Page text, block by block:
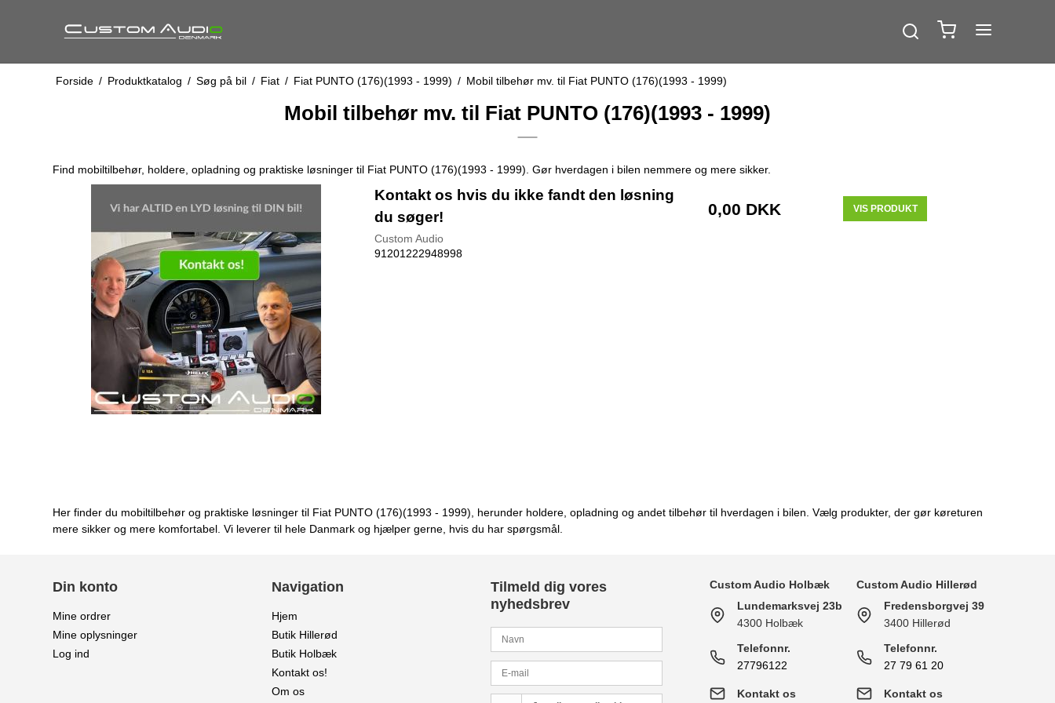
Forside / Produktkatalog / Søg på bil / Fiat / Fiat PUNTO (176)(1993 - 1999) / Mobil tilbehør mv. til Fiat PUNTO (176)(1993 - 1999)
Mobil tilbehør mv. til Fiat PUNTO (176)(1993 - 1999)
Find mobiltilbehør, holdere, opladning og praktiske løsninger til Fiat PUNTO (176)(1993 - 1999). Gør hverdagen i bilen nemmere og mere sikker.
Kontakt os hvis du ikke fandt den løsning
du søger!
Custom Audio
91201222948998
0,00 DKK VIS PRODUKT
Her finder du mobiltilbehør og praktiske løsninger til Fiat PUNTO (176)(1993 - 1999), herunder holdere, opladning og andet tilbehør til hverdagen i bilen. Vælg produkter, der gør køreturen
mere sikker og mere komfortabel. Vi leverer til hele Danmark og hjælper gerne, hvis du har spørgsmål.
Din konto
Mine ordrer
Mine oplysninger
Log ind
Navigation
Hjem
Butik Hillerød
Butik Holbæk
Kontakt os!
Om os
Tilmeld dig vores
nyhedsbrev
Custom Audio Holbæk
Lundemarksvej 23b
4300 Holbæk
Telefonnr.
27796122
Kontakt os
Custom Audio Hillerød
Fredensborgvej 39
3400 Hillerød
Telefonnr.
27 79 61 20
Kontakt os